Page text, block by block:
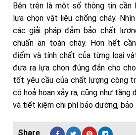
Bên trên là một số thông tin cần
lựa chọn vật liệu chống cháy.
các giải pháp đảm bảo chất
chuẩn an toàn cháy. Hơn hết
điểm và tính chất của từng loại
đưa ra lựa chọn đúng đắn cho
tốt yêu cầu của chất lượng công
có hoả hoạn xảy ra, cũng như tăng
và tiết kiệm chi phí bảo dưỡng, bảo